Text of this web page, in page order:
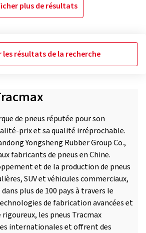
plus de résultats
les résultats de la recherche
de pneus réputée pour son
prix et sa qualité irréprochable.
Yongsheng Rubber Group Co.,
fabricants de pneus en Chine.
et de la production de pneus
SUV et véhicules commerciaux,
plus de 100 pays à travers le
de fabrication avancées et
les pneus Tracmax
internationales et offrent des